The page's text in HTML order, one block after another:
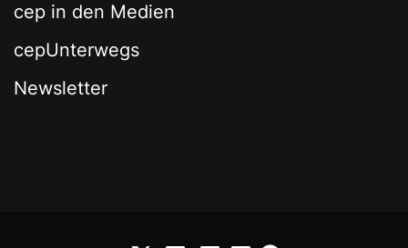
cep in den Medien
cepUnterwegs
Newsletter